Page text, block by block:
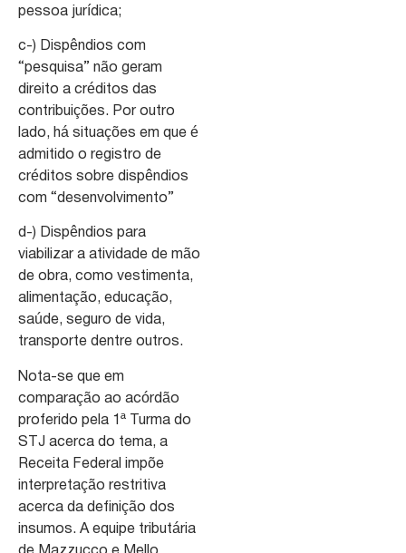
pessoa jurídica;
c-) Dispêndios com
“pesquisa” não geram
direito a créditos das
contribuições. Por outro
lado, há situações em que é
admitido o registro de
créditos sobre dispêndios
com “desenvolvimento”
d-) Dispêndios para
viabilizar a atividade de mão
de obra, como vestimenta,
alimentação, educação,
saúde, seguro de vida,
transporte dentre outros.
Nota-se que em
comparação ao acórdão
proferido pela 1ª Turma do
STJ acerca do tema, a
Receita Federal impõe
interpretação restritiva
acerca da definição dos
insumos. A equipe tributária